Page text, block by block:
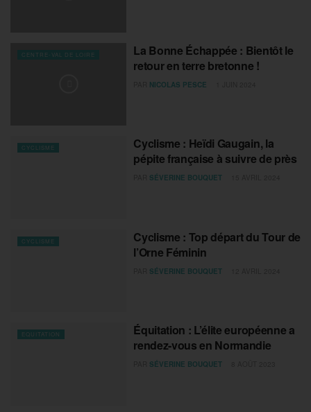
CENTRE-VAL DE LOIRE
La Bonne Échappée : Bientôt le
retour en terre bretonne !
NICOLAS PESCE
CYCLISME
Cyclisme : Heïdi Gaugain, la
pépite française à suivre de près
SÉVERINE BOUQUET
CYCLISME
Cyclisme : Top départ du Tour de
l’Orne Féminin
SÉVERINE BOUQUET
EQUITATION
Équitation : L’élite européenne a
rendez-vous en Normandie
SÉVERINE BOUQUET